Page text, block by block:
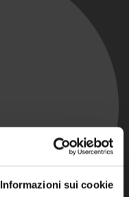
Informazioni sui cookie